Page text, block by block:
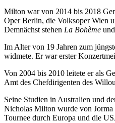
Milton war von 2014 bis 2018
Oper Berlin, die Volksoper Wien
Demnächst stehen La Bohème und
Im Alter von 19 Jahren zum
widmete. Er war erster
Von 2004 bis 2010 leitete er als
Amt des Chefdirigenten des
Seine Studien in Australien und
Nicholas Milton wurde von Jorma
Tournee durch Europa und die